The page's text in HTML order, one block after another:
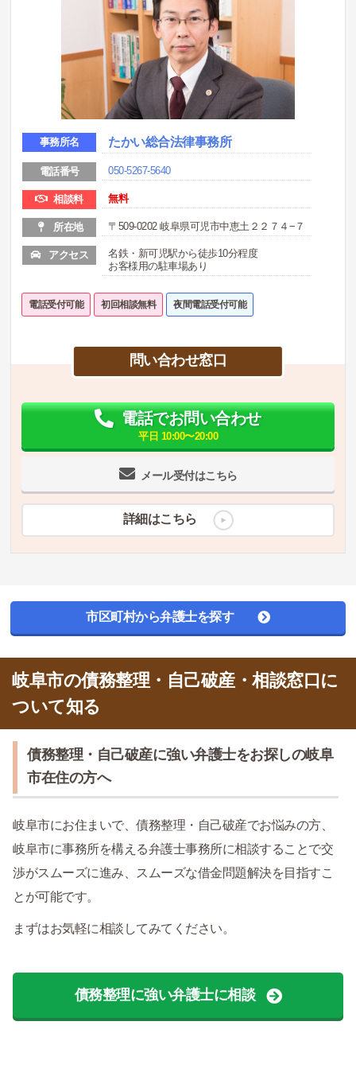
事務所名 たかい総合法律事務所
電話番号 050-5267-5640
相談料 無料
所在地 〒509-0202 岐阜県可児市中恵土２２７４−７
アクセス
名鉄・新可児駅から徒歩10分程度
お客様用の駐車場あり
電話受付可能 初回相談無料 夜間電話受付可能
問い合わせ窓口
メール受付はこちら
電話でお問い合わせ
平日 10:00〜20:00
詳細はこちら
市区町村から弁護士を探す
岐阜市の債務整理・自己破産・相談窓口に
ついて知る
債務整理・自己破産に強い弁護士をお探しの岐阜
市在住の方へ
岐阜市にお住まいで、債務整理・自己破産でお悩みの方、
岐阜市に事務所を構える弁護士事務所に相談することで交
渉がスムーズに進み、スムーズな借金問題解決を目指すこ
とが可能です。
まずはお気軽に相談してみてください。
債務整理に強い弁護士に相談